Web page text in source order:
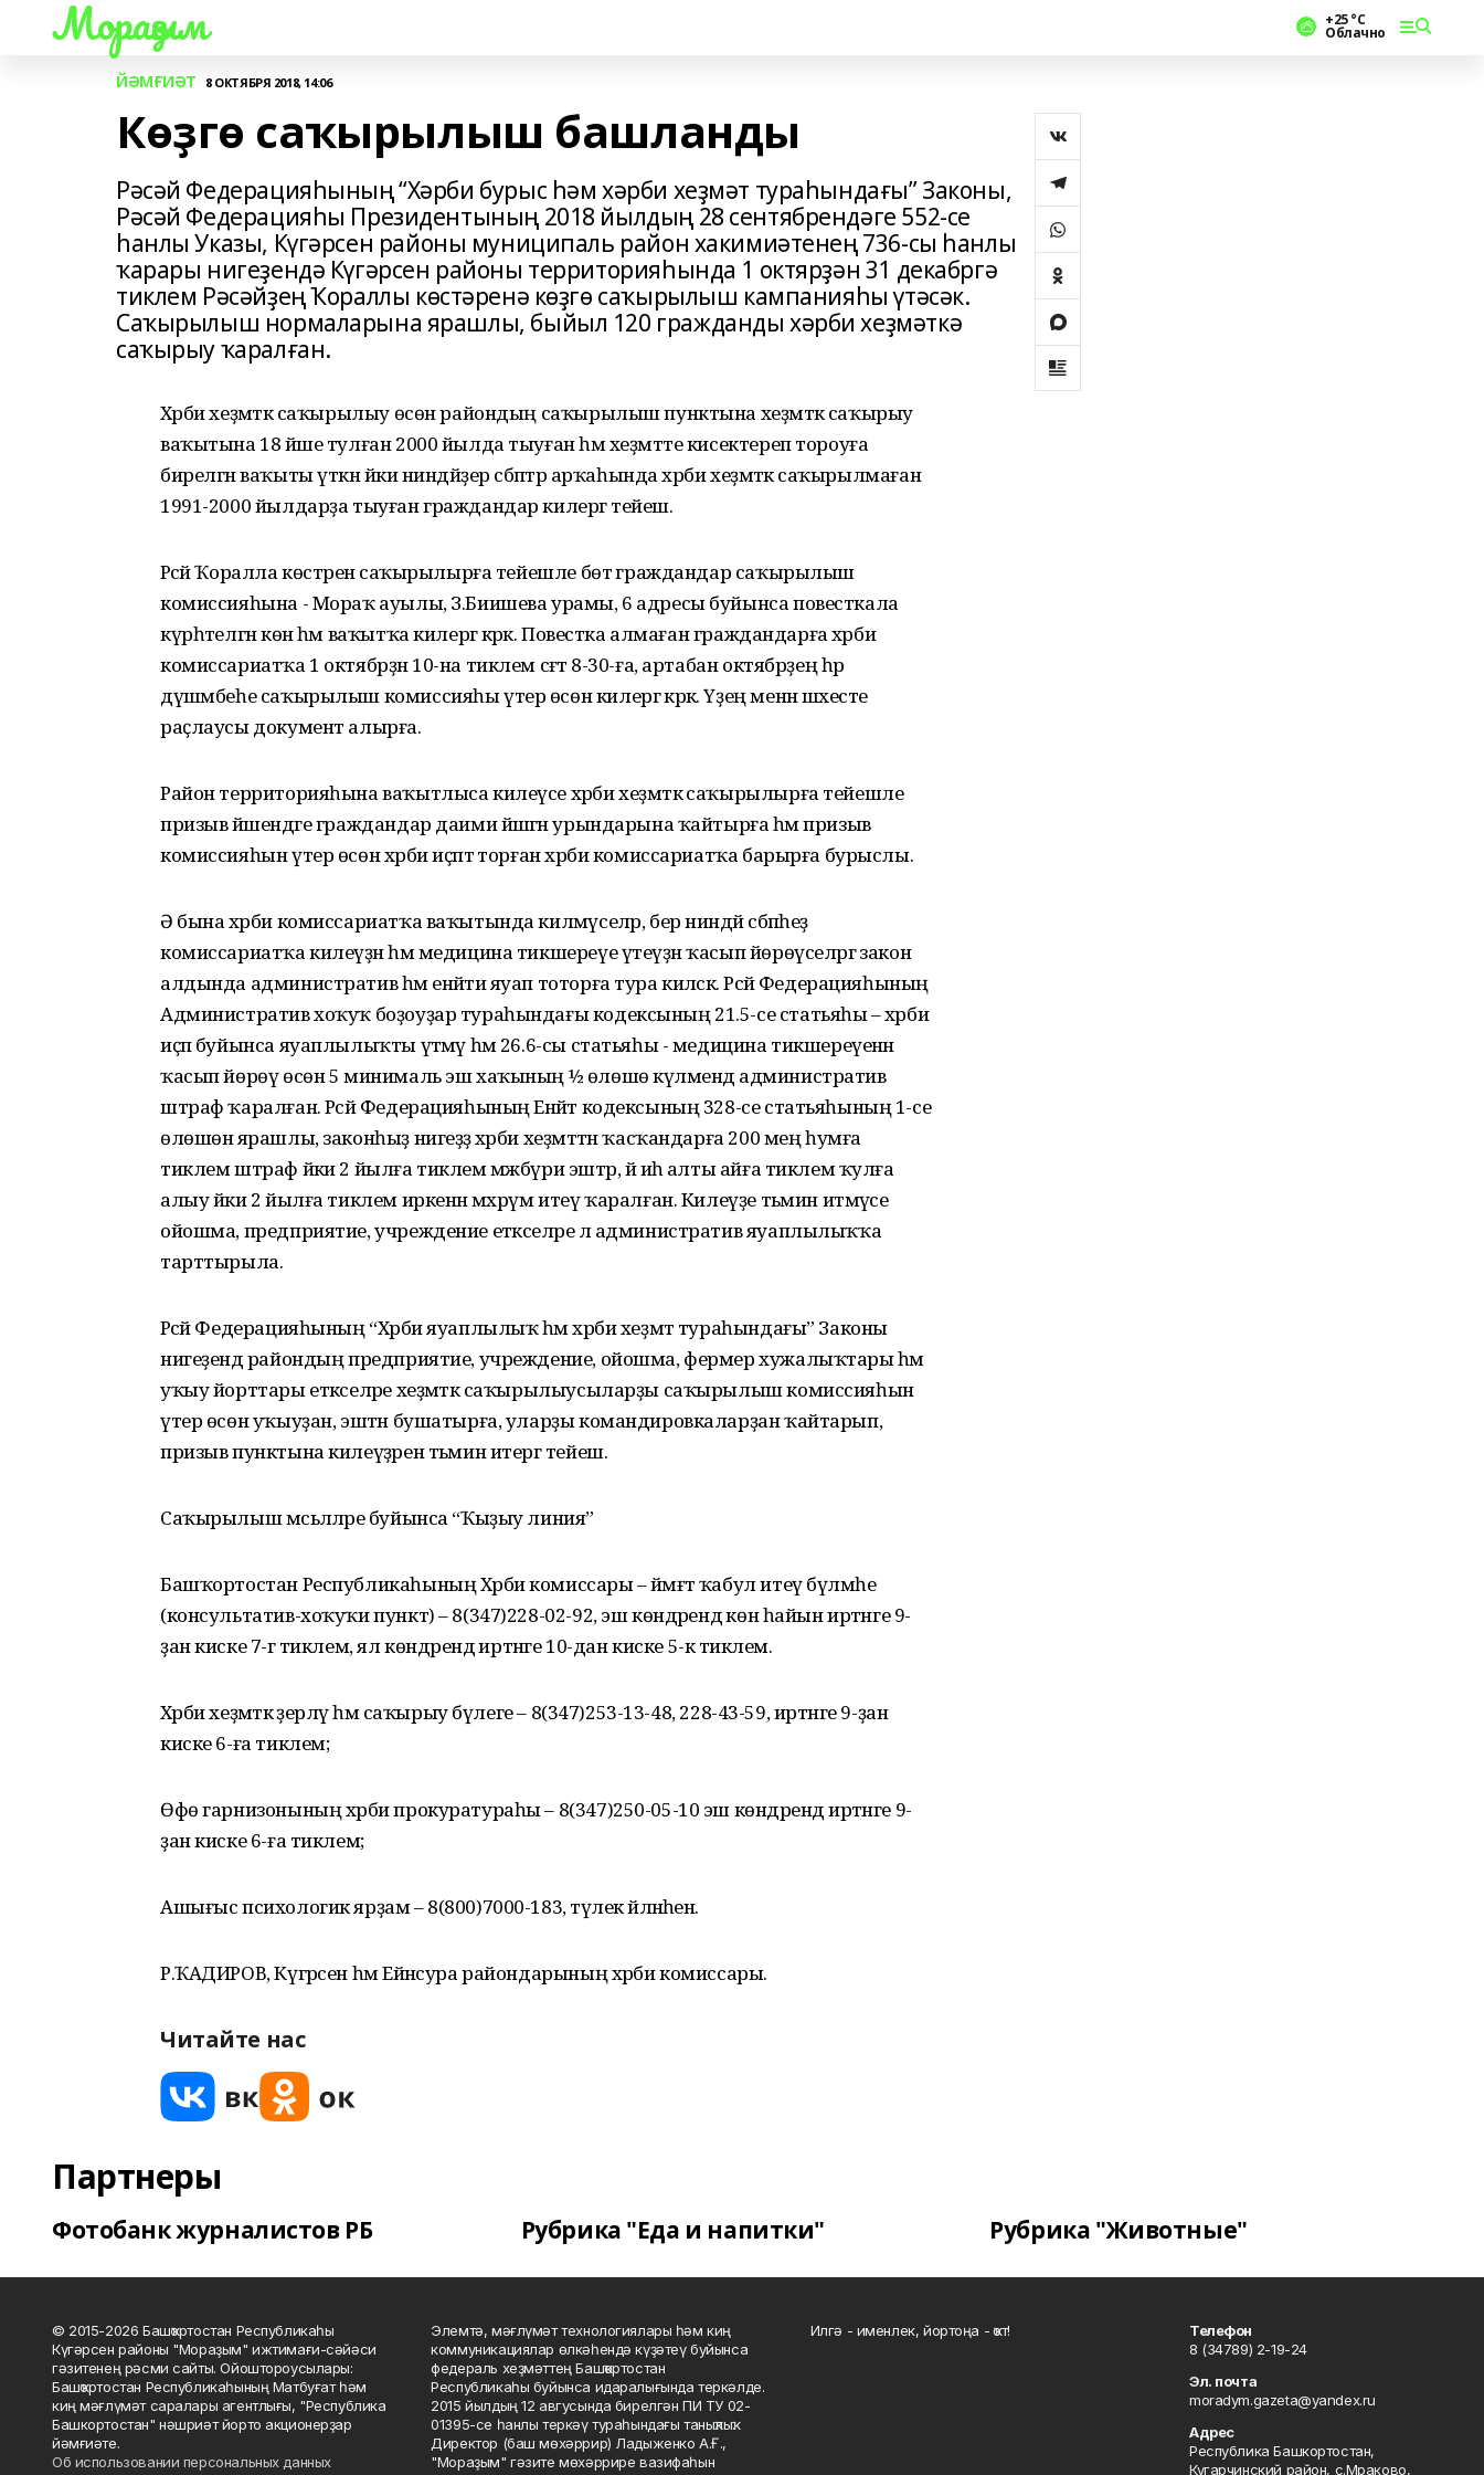
Мораҙым +25 °С
Облачно
ЙӘМҒИӘТ 8 ОКТЯБРЯ 2018, 14:06
Көҙгө саҡырылыш башланды
Рәсәй Федерацияһының “Хәрби бурыс һәм хәрби хеҙмәт тураһындағы” Законы,
Рәсәй Федерацияһы Президентының 2018 йылдың 28 сентябрендәге 552-се
һанлы Указы, Күгәрсен районы муниципаль район хакимиәтенең 736-сы һанлы
ҡарары нигеҙендә Күгәрсен районы территорияһында 1 октярҙән 31 декабргә
тиклем Рәсәйҙең Ҡораллы көстәренә көҙгө саҡырылыш кампанияһы үтәсәк.
Саҡырылыш нормаларына ярашлы, быйыл 120 гражданды хәрби хеҙмәткә
саҡырыу ҡаралған.
Хәрби хеҙмәткә саҡырылыу өсөн райондың саҡырылыш пунктына хеҙмәткә саҡырыу
ваҡытына 18 йәше тулған 2000 йылда тыуған һәм хеҙмәтте кисектереп тороуға
бирелгән ваҡыты үткән йәки ниндәйҙер сәбәптәр арҡаһында хәрби хеҙмәткә саҡырылмаған
1991-2000 йылдарҙа тыуған граждандар килергә тейеш.
Рәсәй Ҡоралла көстәренә саҡырылырға тейешле бөтә граждандар саҡырылыш
комиссияһына - Мораҡ ауылы, З.Биишева урамы, 6 адресы буйынса повесткала
күрһәтелгән көн һәм ваҡытҡа килергә кәрәк. Повестка алмаған граждандарға хәрби
комиссариатҡа 1 октябрҙән 10-на тиклем сәғәт 8-30-ға, артабан октябрҙең һәр
дүшәмбеһе саҡырылыш комиссияһы үтер өсөн килергә кәрәк. Үҙең менән шәхесте
раҫлаусы документ алырға.
Район территорияһына ваҡытлыса килеүсе хәрби хеҙмәткә саҡырылырға тейешле
призыв йәшендәге граждандар даими йәшәгән урындарына ҡайтырға һәм призыв
комиссияһын үтер өсөн хәрби иҫәптә торған хәрби комиссариатҡа барырға бурыслы.
Ә бына хәрби комиссариатҡа ваҡытында килмәүселәр, бер ниндәй сәбәпһеҙ
комиссариатҡа килеүҙән һәм медицина тикшереүе үтеүҙән ҡасып йөрөүселәргә закон
алдында административ һәм енәйәти яуап тоторға тура киләсәк. Рәсәй Федерацияһының
Административ хоҡуҡ боҙоуҙар тураһындағы кодексының 21.5-се статьяһы – хәрби
иҫәп буйынса яуаплылыҡты үтәмәү һәм 26.6-сы статьяһы - медицина тикшереүенән
ҡасып йөрөү өсөн 5 минималь эш хаҡының ½ өлөшө күләмендә административ
штраф ҡаралған. Рәсәй Федерацияһының Енәйәт кодексының 328-се статьяһының 1-се
өлөшөнә ярашлы, законһыҙ нигеҙҙә хәрби хеҙмәттән ҡасҡандарға 200 мең һумға
тиклем штраф йәки 2 йылға тиклем мәжбүри эштәр, йә иһә алты айға тиклем ҡулға
алыу йәки 2 йылға тиклем иркенән мәхрүм итеү ҡаралған. Килеүҙе тәьмин итмәүсе
ойошма, предприятие, учреждение етәкселәре лә административ яуаплылыҡҡа
тарттырыла.
Рәсәй Федерацияһының “Хәрби яуаплылыҡ һәм хәрби хеҙмәт тураһындағы” Законы
нигеҙендә райондың предприятие, учреждение, ойошма, фермер хужалыҡтары һәм
уҡыу йорттары етәкселәре хеҙмәткә саҡырылыусыларҙы саҡырылыш комиссияһын
үтер өсөн уҡыуҙан, эштән бушатырға, уларҙы командировкаларҙан ҡайтарып,
призыв пунктына килеүҙәрен тәьмин итергә тейеш.
Саҡырылыш мәсьәләләре буйынса “Ҡыҙыу линия”
Башҡортостан Республикаһының Хәрби комиссары – йәмәғәт ҡабул итеү бүлмәһе
(консультатив-хоҡуҡи пункт) – 8(347)228-02-92, эш көндәрендә көн һайын иртәнге 9-
ҙан киске 7-гә тиклем, ял көндәрендә иртәнге 10-дан киске 5-кә тиклем.
Хәрби хеҙмәткә әҙерләү һәм саҡырыу бүлеге – 8(347)253-13-48, 228-43-59, иртәнге 9-ҙан
киске 6-ға тиклем;
Өфө гарнизонының хәрби прокуратураһы – 8(347)250-05-10 эш көндәрендә иртәнге 9-
ҙан киске 6-ға тиклем;
Ашығыс психологик ярҙам – 8(800)7000-183, тәүлек әйләнәһенә.
Р.ҠАДИРОВ, Күгәрсен һәм Ейәнсура райондарының хәрби комиссары.
Читайте нас
Партнеры
Фотобанк журналистов РБ Рубрика "Еда и напитки" Рубрика "Животные"
© 2015-2026 Башҡортостан Республикаһы
Күгәрсен районы "Мораҙым" ижтимағи-сәйәси
гәзитенең рәсми сайты. Ойоштороусылары:
Башҡортостан Республикаһының Матбуғат һәм
киң мәғлүмәт саралары агентлығы, "Республика
Башкортостан" нәшриәт йорто акционерҙар
йәмғиәте.
Об использовании персональных данных
Элемтә, мәғлүмәт технологиялары һәм киң
коммуникациялар өлкәһендә күҙәтеү буйынса
федераль хеҙмәттең Башҡортостан
Республикаһы буйынса идаралығында теркәлде.
2015 йылдың 12 авгусында бирелгән ПИ ТУ 02-
01395-се һанлы теркәү тураһындағы таныҡлыҡ.
Директор (баш мөхәррир) Ладыженко А.Ғ.,
"Мораҙым" гәзите мөхәррире вазифаһын
Илгә - именлек, йортоңа - ҡот!
Телефон
8 (34789) 2-19-24
Эл. почта
moradym.gazeta@yandex.ru
Адрес
Республика Башкортостан,
Кугарчинский район, с.Мраково,